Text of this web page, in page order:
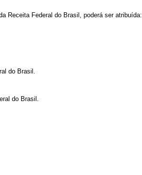
Receita Federal do Brasil, poderá ser atribuída:
do Brasil.
do Brasil.